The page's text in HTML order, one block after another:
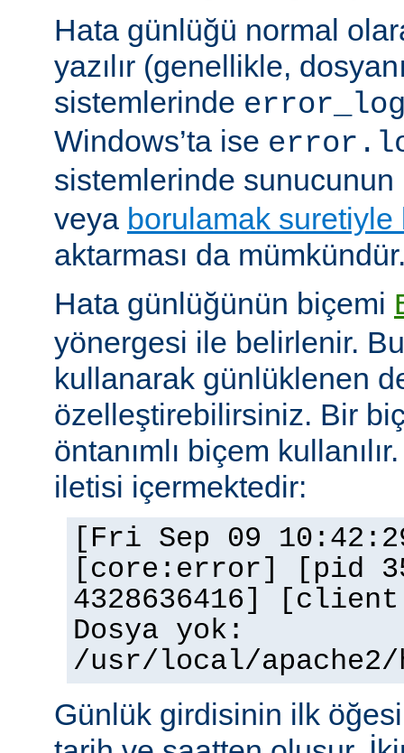
Hata günlüğü normal
yazılır (genellikle,
sistemlerinde
Windows’ta ise
sistemlerinde sunucunun
veya borulamak
aktarması da
Hata günlüğünün biçemi
yönergesi ile belirlenir.
kullanarak günlüklenen
özelleştirebilirsiniz. Bir
öntanımlı biçem
iletisi içermektedir:
[Fri Sep 09
[core:error] [pid
4328636416]
Dosya yok:
/usr/local/
Günlük girdisinin ilk öğesi